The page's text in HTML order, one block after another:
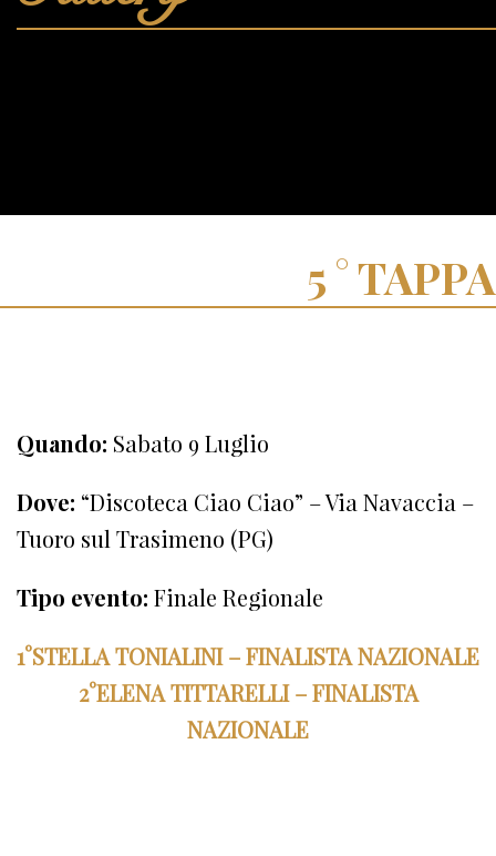
TAPPA
Quando: Sabato 9 Luglio
Dove: “Discoteca Ciao Ciao” – Via Navaccia –
Tuoro sul Trasimeno (PG)
Tipo evento: Finale Regionale
1°STELLA TONIALINI – FINALISTA NAZIONALE
2°ELENA TITTARELLI – FINALISTA
NAZIONALE